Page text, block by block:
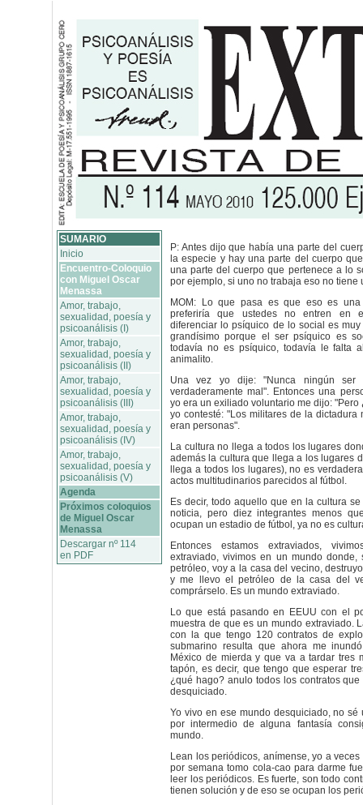
SUMARIO
Inicio
Encuentro-Coloquio
con Miguel Oscar
Menassa
Amor, trabajo,
sexualidad, poesía y
psicoanálisis (I)
Amor, trabajo,
sexualidad, poesía y
psicoanálisis (II)
Amor, trabajo,
sexualidad, poesía y
psicoanálisis (III)
Amor, trabajo,
sexualidad, poesía y
psicoanálisis (IV)
Amor, trabajo,
sexualidad, poesía y
psicoanálisis (V)
Agenda
Próximos coloquios
de Miguel Oscar
Menassa
Descargar nº 114
en PDF
P: Antes dijo que había una parte del
la especie y hay una parte del cuerpo
una parte del cuerpo que pertenece a lo
por ejemplo, si uno no trabaja eso no tiene
MOM: Lo que pasa es que eso es
preferiría que ustedes no entren en
diferenciar lo psíquico de lo social es
grandísimo porque el ser psíquico es
todavía no es psíquico, todavía le falta
animalito.
Una vez yo dije: "Nunca ningún ser
verdaderamente mal". Entonces una
yo era un exiliado voluntario me dijo: "Pero
yo contesté: "Los militares de la dictadura
eran personas".
La cultura no llega a todos los lugares
además la cultura que llega a los lugares
llega a todos los lugares), no es
actos multitudinarios parecidos al fútbol.
Es decir, todo aquello que en la cultura
noticia, pero diez integrantes menos
ocupan un estadio de fútbol, ya no es
Entonces estamos extraviados,
extraviado, vivimos en un mundo
petróleo, voy a la casa del vecino,
y me llevo el petróleo de la casa del
comprárselo. Es un mundo extraviado.
Lo que está pasando en EEUU con el
muestra de que es un mundo extraviado.
con la que tengo 120 contratos de
submarino resulta que ahora me
México de mierda y que va a tardar tres
tapón, es decir, que tengo que esperar
¿qué hago? anulo todos los contratos
desquiciado.
Yo vivo en ese mundo desquiciado, no sé
por intermedio de alguna fantasía
mundo.
Lean los periódicos, anímense, yo a
por semana tomo cola-cao para darme
leer los periódicos. Es fuerte, son todo
tienen solución y de eso se ocupan los